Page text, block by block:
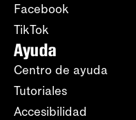
Facebook
TikTok
Ayuda
Centro de ayuda
Tutoriales
Accesibilidad